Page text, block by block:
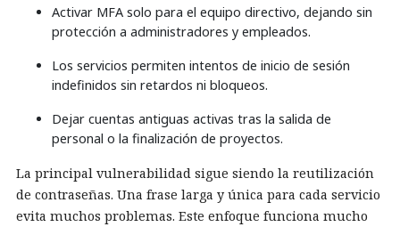
Activar MFA solo para el equipo directivo, dejando sin
protección a administradores y empleados.
Los servicios permiten intentos de inicio de sesión
indefinidos sin retardos ni bloqueos.
Dejar cuentas antiguas activas tras la salida de
personal o la finalización de proyectos.
La principal vulnerabilidad sigue siendo la reutilización
de contraseñas. Una frase larga y única para cada servicio
evita muchos problemas. Este enfoque funciona mucho